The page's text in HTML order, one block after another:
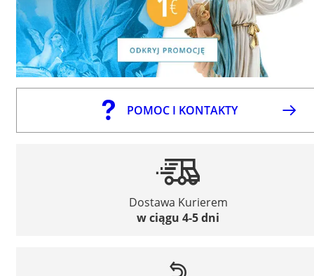
POMOC I KONTAKTY
Dostawa Kurierem
w ciągu 4-5 dni